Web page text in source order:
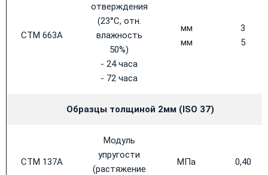
CTM 663A
отверждения
(23°C, отн.
влажность
50%)
- 24 часа
- 72 часа
мм
мм
3
5
Образцы толщиной 2мм (ISO 37)
CTM 137A
Модуль
упругости
(растяжение
МПа 0,40